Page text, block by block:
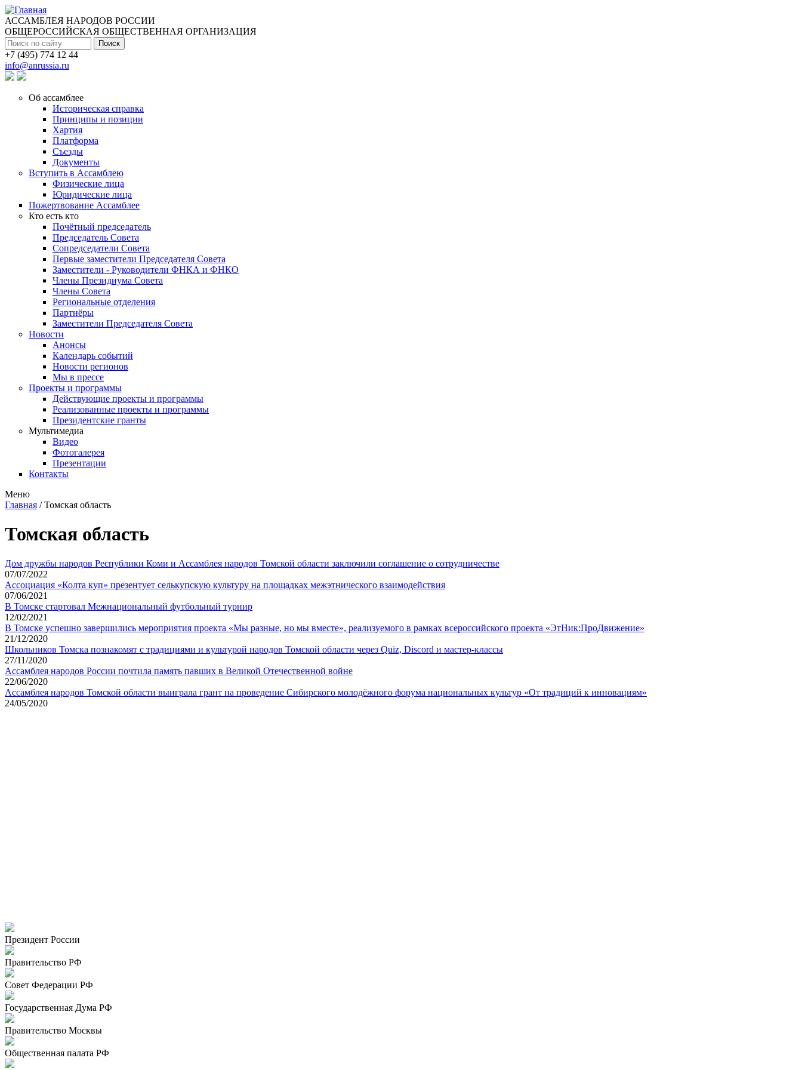
Перейти к основному содержанию
АССАМБЛЕЯ НАРОДОВ РОССИИ
ОБЩЕРОССИЙСКАЯ ОБЩЕСТВЕННАЯ ОРГАНИЗАЦИЯ
Поиск
+7 (495) 774 12 44
info@anrussia.ru
Об ассамблее
Историческая справка
Принципы и позиции
Хартия
Платформа
Съезды
Документы
Вступить в Ассамблею
Физические лица
Юридические лица
Пожертвование Ассамблее
Кто есть кто
Почётный председатель
Председатель Совета
Сопредседатели Совета
Первые заместители Председателя Совета
Заместители - Руководители ФНКА и ФНКО
Члены Президиума Совета
Члены Совета
Региональные отделения
Партнёры
Заместители Председателя Совета
Новости
Анонсы
Календарь событий
Новости регионов
Мы в прессе
Проекты и программы
Действующие проекты и программы
Реализованные проекты и программы
Президентские гранты
Мультимедиа
Видео
Фотогалерея
Презентации
Контакты
Меню
Главная /Томская область
Томская область
Дом дружбы народов Республики Коми и Ассамблея народов Томской области заключили соглашение о сотрудничестве
07/07/2022
Ассоциация «Колта куп» презентует селькупскую культуру на площадках межэтнического взаимодействия
07/06/2021
В Томске стартовал Межнациональный футбольный турнир
12/02/2021
В Томске успешно завершились мероприятия проекта «Мы разные, но мы вместе», реализуемого в рамках всероссийского проекта «ЭтНик:ПроДвижение»
21/12/2020
Школьников Томска познакомят с традициями и культурой народов Томской области через Quiz, Discord и мастер-классы
27/11/2020
Ассамблея народов России почтила память павших в Великой Отечественной войне
22/06/2020
Ассамблея народов Томской области выиграла грант на проведение Сибирского молодёжного форума национальных культур «От традиций к инновациям»
24/05/2020
Президент России
Правительство РФ
Совет Федерации РФ
Государственная Дума РФ
Правительство Москвы
Общественная палата РФ